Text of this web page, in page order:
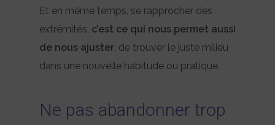
Et en même temps, se rapprocher des
extrémités, c’est ce qui nous permet aussi
de nous ajuster, de trouver le juste milieu
dans une nouvelle habitude ou pratique.
Ne pas abandonner trop